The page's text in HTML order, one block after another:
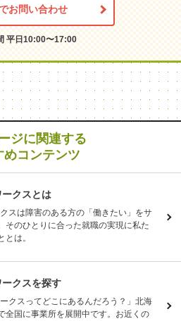
お問い合わせ
平日10:00〜17:00
ジに関連する
めコンテンツ
クスとは
スは障害のある方の「働きたい」をサ
そのひとりに合った就職の実現に私た
とは。
クスを探す
ークスってどこにあるんだろう？」北海
全国に事業所を展開中です。お近くの